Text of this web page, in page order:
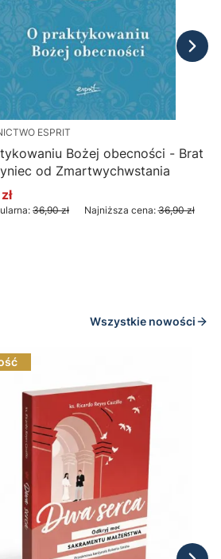
ESPRIT
Bożej obecności - Brat
od Zmartwychwstania
36,90 zł Najniższa cena: 36,90 zł
Wszystkie nowości